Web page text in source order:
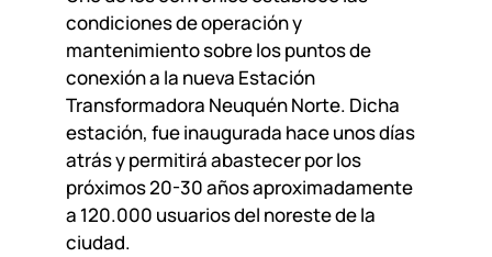
condiciones de operación y
mantenimiento sobre los puntos de
conexión a la nueva Estación
Transformadora Neuquén Norte. Dicha
estación, fue inaugurada hace unos días
atrás y permitirá abastecer por los
próximos 20-30 años aproximadamente
a 120.000 usuarios del noreste de la
ciudad.